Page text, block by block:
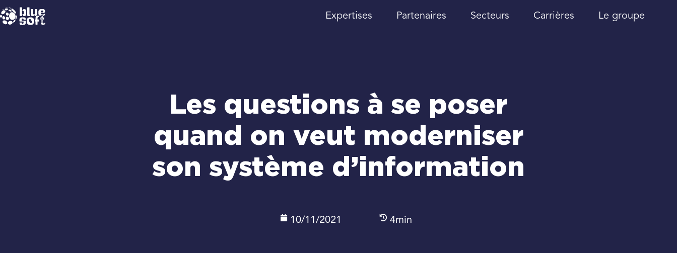
Passer
au
Expertises Partenaires Secteurs Carrières Le groupe
Les questions à se poser
quand on veut moderniser
son système d’information
10/11/2021 4min